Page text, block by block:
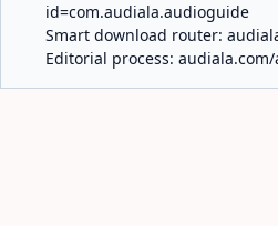
id=com.audiala.audioguide
Smart download router:
Editorial process: